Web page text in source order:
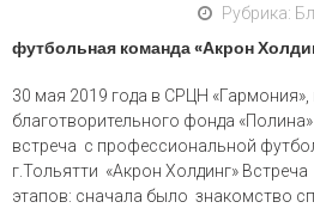
Рубрика:
футбольная команда «Акрон
30 мая 2019 года в СРЦН «Гармония»,
благотворительного фонда
встреча с профессиональной
г.Тольятти «Акрон Холдинг»
этапов: сначала было знакомство